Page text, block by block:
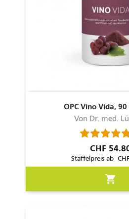
OPC Vino Vida,
Von Dr. med.
Preis
CHF
Staffelpreis ab
shopping_cart